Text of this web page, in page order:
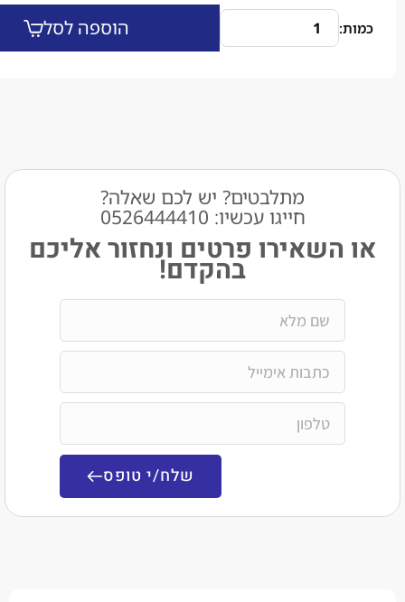
הוספה לסל
מתלבטים? יש לכם שאלה?
חייגו עכשיו: 0526444410​
פרטים ונחזור אליכם
בהקדם!
שלח/י טופס